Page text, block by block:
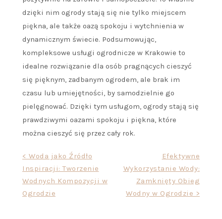
dzięki nim ogrody stają się nie tylko miejscem
piękna, ale także oazą spokoju i wytchnienia w
dynamicznym świecie. Podsumowując,
kompleksowe usługi ogrodnicze w Krakowie to
idealne rozwiązanie dla osób pragnących cieszyć
się pięknym, zadbanym ogrodem, ale brak im
czasu lub umiejętności, by samodzielnie go
pielęgnować. Dzięki tym usługom, ogrody stają się
prawdziwymi oazami spokoju i piękna, które
można cieszyć się przez cały rok.
Nawigacja
wpisu
< Woda jako Źródło
Inspiracji: Tworzenie
Wodnych Kompozycji w
Ogrodzie
Efektywne
Wykorzystanie Wody:
Zamknięty Obieg
Wodny w Ogrodzie >